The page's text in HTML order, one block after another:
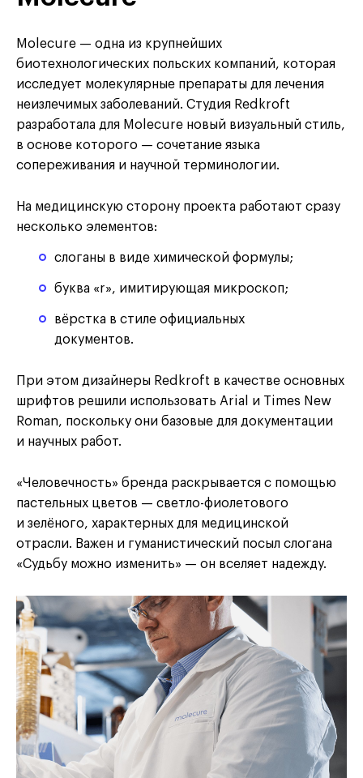
Molecure — одна из крупнейших
биотехнологических польских компаний, которая
исследует молекулярные препараты для лечения
неизлечимых заболеваний. Студия Redkroft
разработала для Molecure новый визуальный стиль,
в основе которого — сочетание языка
сопереживания и научной терминологии.
На медицинскую сторону проекта работают сразу
несколько элементов:
слоганы в виде химической формулы;
буква «r», имитирующая микроскоп;
вёрстка в стиле официальных
документов.
При этом дизайнеры Redkroft в качестве основных
шрифтов решили использовать Arial и Times New
Roman, поскольку они базовые для документации
и научных работ.
«Человечность» бренда раскрывается с помощью
пастельных цветов — светло-фиолетового
и зелёного, характерных для медицинской
отрасли. Важен и гуманистический посыл слогана
«Судьбу можно изменить» — он вселяет надежду.